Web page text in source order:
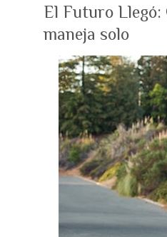
El Futuro Llegó:
maneja solo